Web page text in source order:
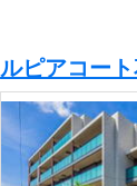
ルピアコー